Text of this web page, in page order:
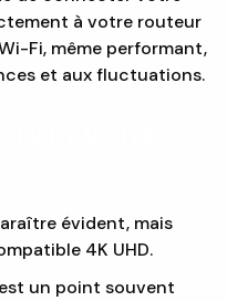
à votre routeur
Fi, même performant,
et aux fluctuations.
évident, mais
4K UHD.
un point souvent